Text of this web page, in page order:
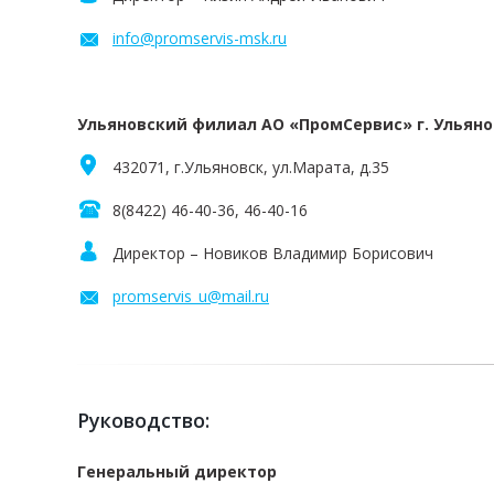
info@promservis-msk.ru
Ульяновский филиал АО «ПромСервис» г.
432071, г.Ульяновск, ул.Марата, д.35
8(8422) 46-40-36, 46-40-16
Директор – Новиков Владимир Борисович
promservis_u@mail.ru
Руководство:
Генеральный директор